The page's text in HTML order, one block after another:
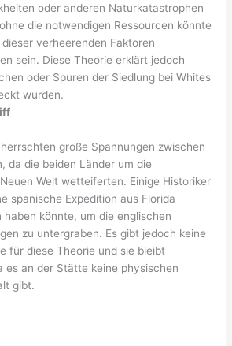
oder anderen Naturkatastrophen
die notwendigen Ressourcen könnte
verheerenden Faktoren
sein. Diese Theorie erklärt jedoch
oder Spuren der Siedlung bei Whites
wurden.
große Spannungen zwischen
da die beiden Länder um die
Welt wetteiferten. Einige Historiker
spanische Expedition aus Florida
haben könnte, um die englischen
zu untergraben. Es gibt jedoch keine
für diese Theorie und sie bleibt
es an der Stätte keine physischen
gibt.